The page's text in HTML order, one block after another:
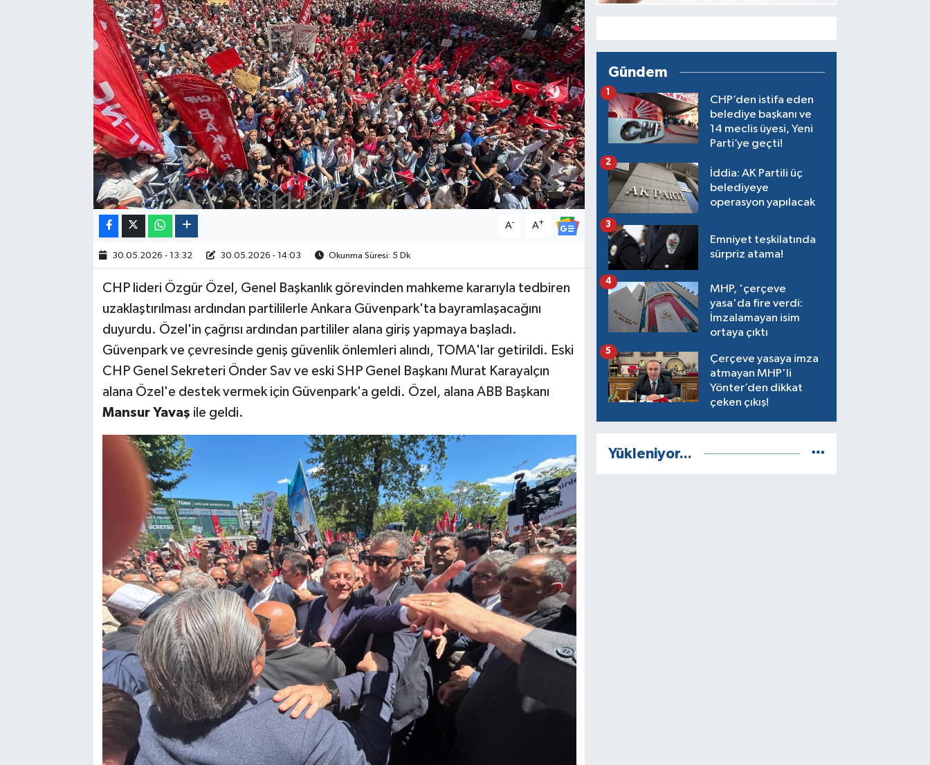
A- A+
30.05.2026 - 13:32 30.05.2026 - 14:03 Okunma Süresi: 5 Dk
CHP lideri Özgür Özel, Genel Başkanlık görevinden mahkeme kararıyla tedbiren
uzaklaştırılması ardından partililerle Ankara Güvenpark'ta bayramlaşacağını
duyurdu. Özel'in çağrısı ardından partililer alana giriş yapmaya başladı.
Güvenpark ve çevresinde geniş güvenlik önlemleri alındı, TOMA'lar getirildi. Eski
CHP Genel Sekreteri Önder Sav ve eski SHP Genel Başkanı Murat Karayalçın
alana Özel'e destek vermek için Güvenpark'a geldi. Özel, alana ABB Başkanı
Mansur Yavaş ile geldi.
Gündem
CHP’den istifa eden
belediye başkanı ve
14 meclis üyesi, Yeni
Parti’ye geçti!
1
İddia: AK Partili üç
belediyeye
operasyon yapılacak
2
Emniyet teşkilatında
sürpriz atama!
3
MHP, 'çerçeve
yasa'da fire verdi:
İmzalamayan isim
ortaya çıktı
4
Çerçeve yasaya imza
atmayan MHP'li
Yönter’den dikkat
çeken çıkış!
5
Yükleniyor...
Çalışma Hayatı
2024 Seçim Sonuçları